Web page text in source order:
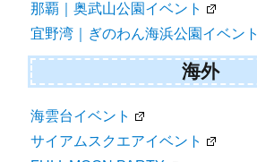
那覇｜奥武山公園イベント
宜野湾｜ぎのわん海浜公園イベント
海外
海雲台イベント
サイアムスクエアイベント